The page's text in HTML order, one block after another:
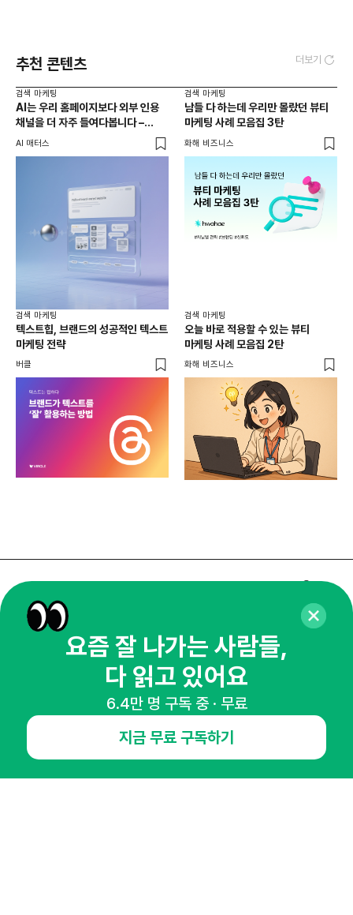
추천 콘텐츠 더보기
검색 마케팅
AI는 우리 홈페이지보다 외부 인용
채널을 더 자주 들여다봅니다 –
두툼한 인용 레이어를 짜는 법
AI 매터스
검색 마케팅
남들 다 하는데 우리만 몰랐던 뷰티
마케팅 사례 모음집 3탄
화해 비즈니스
검색 마케팅
텍스트힙, 브랜드의 성공적인 텍스트
마케팅 전략
버클
검색 마케팅
오늘 바로 적용할 수 있는 뷰티
마케팅 사례 모음집 2탄
화해 비즈니스
매주 화요일 아침,
마케팅 감각을 깨워 드릴게요!
65,043명의 마케터를 성장시키는 뉴스레터
NHN AD
요즘 잘 나가는 사람들,
다 읽고 있어요
6.4만 명 구독 중 · 무료
지금 무료 구독하기